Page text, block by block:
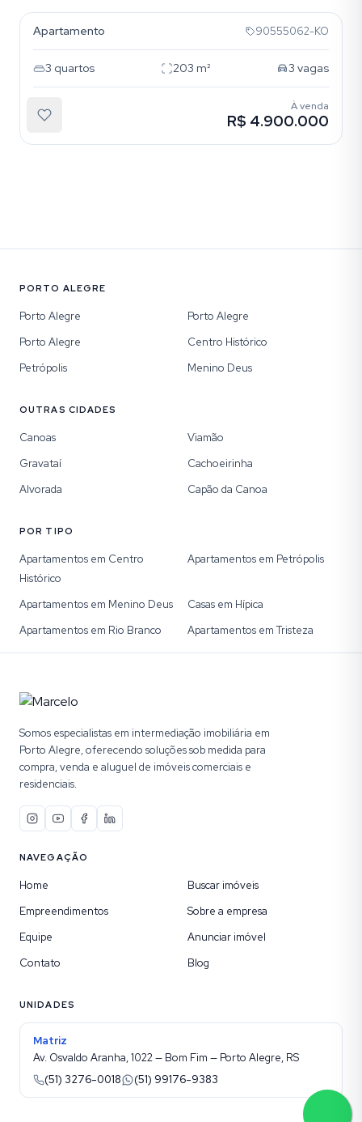
Apartamento 90555062-KO
3 quartos 203 m² 3 vagas
À venda
R$ 4.900.000
PORTO ALEGRE
Porto Alegre
Porto Alegre
Porto Alegre
Centro Histórico
Petrópolis
Menino Deus
OUTRAS CIDADES
Canoas
Viamão
Gravataí
Cachoeirinha
Alvorada
Capão da Canoa
POR TIPO
Apartamentos em Centro
Histórico
Apartamentos em Petrópolis
Apartamentos em Menino Deus
Casas em Hípica
Apartamentos em Rio Branco
Apartamentos em Tristeza
Somos especialistas em intermediação imobiliária em
Porto Alegre, oferecendo soluções sob medida para
compra, venda e aluguel de imóveis comerciais e
residenciais.
NAVEGAÇÃO
Home
Buscar imóveis
Empreendimentos
Sobre a empresa
Equipe
Anunciar imóvel
Contato
Blog
UNIDADES
Matriz
Av. Osvaldo Aranha, 1022 — Bom Fim — Porto Alegre, RS
(51) 3276-0018
(51) 99176-9383